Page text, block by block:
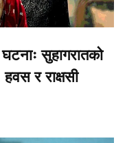
सुहागरातको
र राक्षसी